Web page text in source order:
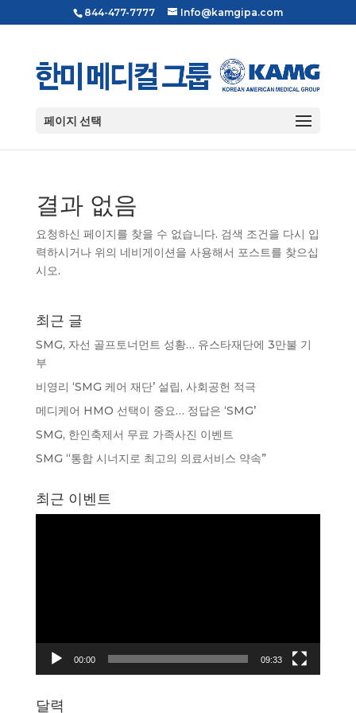
844-477-7777 Info@kamgipa.com
페이지 선택
결과 없음
요청하신 페이지를 찾을 수 없습니다. 검색 조건을 다시 입
력하시거나 위의 네비게이션을 사용해서 포스트를 찾으십
시오.
최근 글
SMG, 자선 골프토너먼트 성황… 유스타재단에 3만불 기
부
비영리 ‘SMG 케어 재단’ 설립, 사회공헌 적극
메디케어 HMO 선택이 중요… 정답은 ‘SMG’
SMG, 한인축제서 무료 가족사진 이벤트
SMG “통합 시너지로 최고의 의료서비스 약속”
최근 이벤트
00:00 09:33
달력